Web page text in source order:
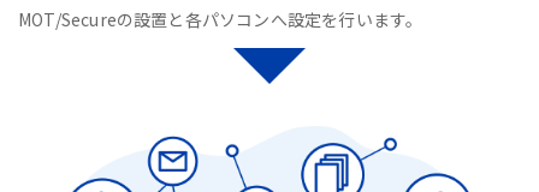
MOT/Secureの設置と各パソコンへ設定を行います。